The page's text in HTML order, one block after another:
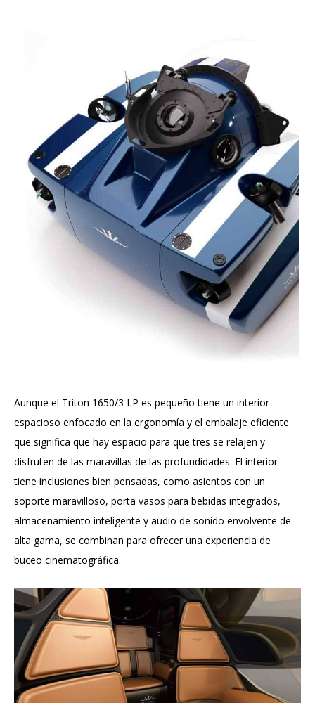
Aunque el Triton 1650/3 LP es pequeño tiene un interior
espacioso enfocado en la ergonomía y el embalaje eficiente
que significa que hay espacio para que tres se relajen y
disfruten de las maravillas de las profundidades. El interior
tiene inclusiones bien pensadas, como asientos con un
soporte maravilloso, porta vasos para bebidas integrados,
almacenamiento inteligente y audio de sonido envolvente de
alta gama, se combinan para ofrecer una experiencia de
buceo cinematográfica.